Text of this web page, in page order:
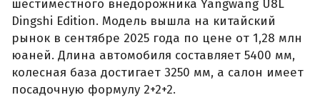
шестиместного внедорожника Yangwang U8L
Dingshi Edition. Модель вышла на китайский
рынок в сентябре 2025 года по цене от 1,28 млн
юаней. Длина автомобиля составляет 5400 мм,
колесная база достигает 3250 мм, а салон имеет
посадочную формулу 2+2+2.